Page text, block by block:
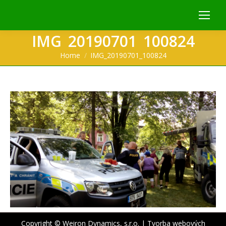
IMG_20190701_100824
You are here:
Home IMG_20190701_100824
Copyright © Weiron Dynamics, s.r.o. | Tvorba webových